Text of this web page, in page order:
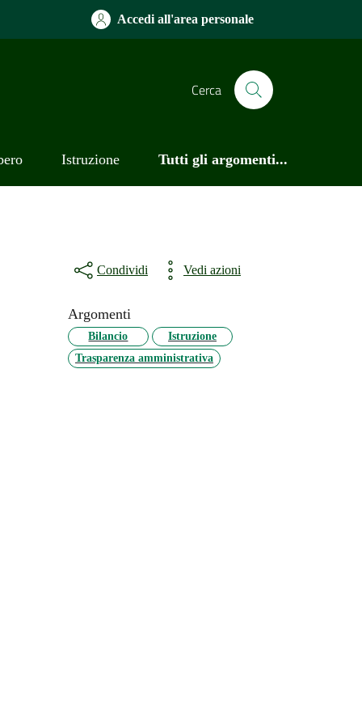
Accedi all'area personale
Cerca
Istruzione Tutti gli argomenti...
Condividi Vedi azioni
Argomenti
Bilancio
Istruzione
Trasparenza amministrativa